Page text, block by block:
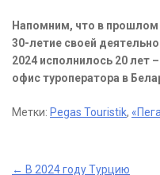
Напомним, что в
30-летие своей
2024 исполнилось 20 лет
офис туроператора в
Метки: Pegas Touristik,
← В 2024 году Турцию